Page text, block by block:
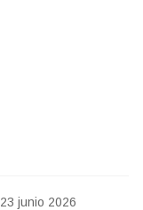
23 junio 2026